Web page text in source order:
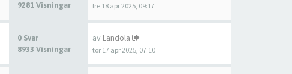
9281 Visningar
fre 18 apr 2025, 09:17
0 Svar
8933 Visningar
av Landola
tor 17 apr 2025, 07:10